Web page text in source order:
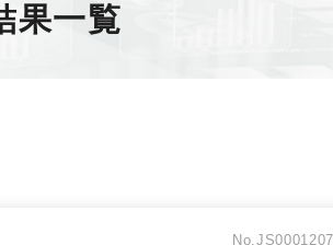
果一覧
No.JS0001207